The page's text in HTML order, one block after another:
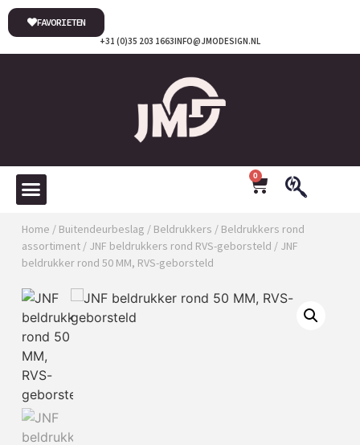
INFO@JMODESIGN.NL
+31 (0)35 203 1663
FAVORIETEN
0
Home / Buitendeurbeslag / Beldrukkers / Beldrukkers rond
assortiment/ JNF beldrukkers rond RVS-geborsteld / JNF
beldrukker rond 50 MM, RVS-geborsteld